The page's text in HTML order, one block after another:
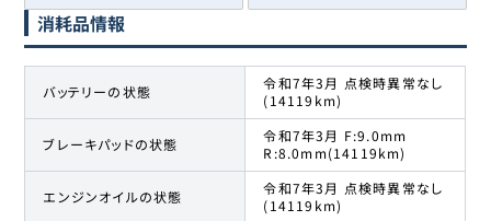
消耗品情報
バッテリーの状態
令和7年3月 点検時異常なし
(14119km)
ブレーキパッドの状態
令和7年3月 F:9.0mm
R:8.0mm(14119km)
エンジンオイルの状態
令和7年3月 点検時異常なし
(14119km)